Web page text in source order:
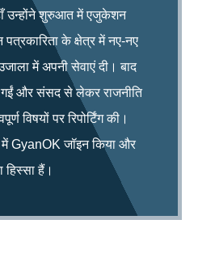
उन्होंने शुरुआत में एजुकेशन
के क्षेत्र में नए-नए
में अपनी सेवाएं दी। बाद
और संसद से लेकर राजनीति
विषयों पर रिपोर्टिंग की।
GyanOK जॉइन किया और
हैं।